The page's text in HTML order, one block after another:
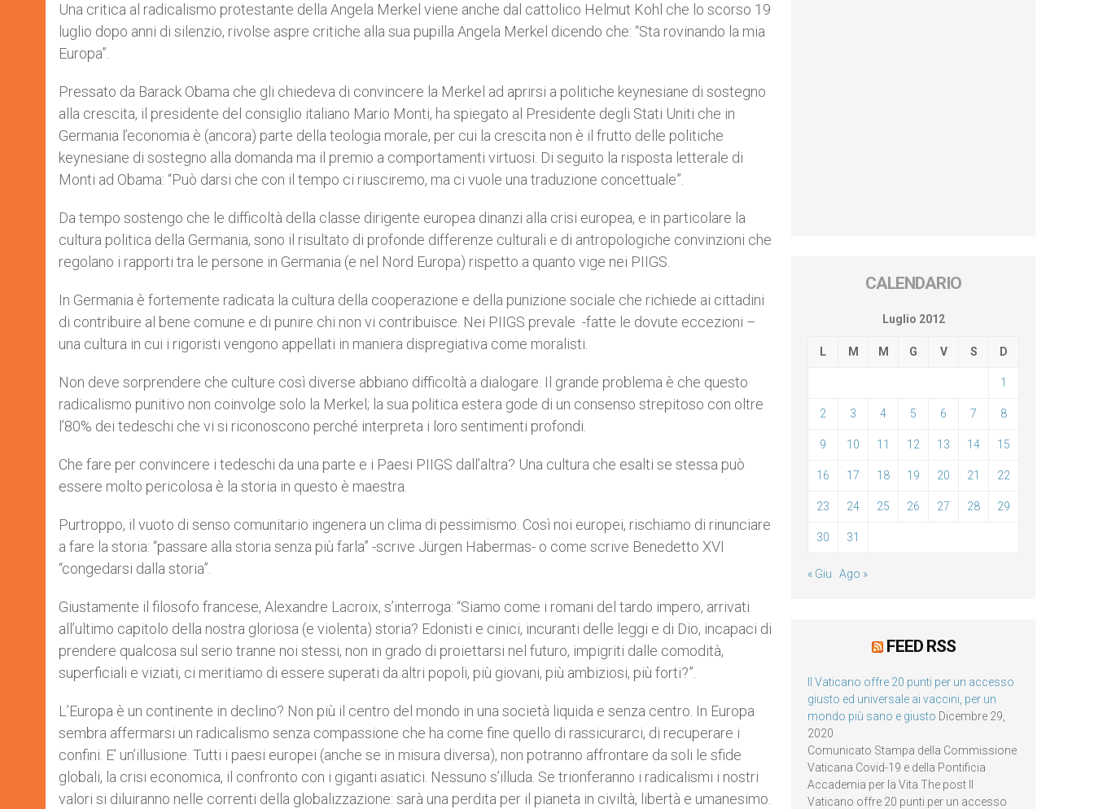
Una critica al radicalismo protestante della Angela Merkel viene anche dal cattolico Helmut Kohl che lo scorso 19
luglio dopo anni di silenzio, rivolse aspre critiche alla sua pupilla Angela Merkel dicendo che: “Sta rovinando la mia
Europa”.
Pressato da Barack Obama che gli chiedeva di convincere la Merkel ad aprirsi a politiche keynesiane di sostegno
alla crescita, il presidente del consiglio italiano Mario Monti, ha spiegato al Presidente degli Stati Uniti che in
Germania l’economia è (ancora) parte della teologia morale, per cui la crescita non è il frutto delle politiche
keynesiane di sostegno alla domanda ma il premio a comportamenti virtuosi. Di seguito la risposta letterale di
Monti ad Obama: “Può darsi che con il tempo ci riusciremo, ma ci vuole una traduzione concettuale”.
Da tempo sostengo che le difficoltà della classe dirigente europea dinanzi alla crisi europea, e in particolare la
cultura politica della Germania, sono il risultato di profonde differenze culturali e di antropologiche convinzioni che
regolano i rapporti tra le persone in Germania (e nel Nord Europa) rispetto a quanto vige nei PIIGS.
In Germania è fortemente radicata la cultura della cooperazione e della punizione sociale che richiede ai cittadini
di contribuire al bene comune e di punire chi non vi contribuisce. Nei PIIGS prevale -fatte le dovute eccezioni –
una cultura in cui i rigoristi vengono appellati in maniera dispregiativa come moralisti.
Non deve sorprendere che culture così diverse abbiano difficoltà a dialogare. Il grande problema è che questo
radicalismo punitivo non coinvolge solo la Merkel; la sua politica estera gode di un consenso strepitoso con oltre
l’80% dei tedeschi che vi si riconoscono perché interpreta i loro sentimenti profondi.
Che fare per convincere i tedeschi da una parte e i Paesi PIIGS dall’altra? Una cultura che esalti se stessa può
essere molto pericolosa è la storia in questo è maestra.
Purtroppo, il vuoto di senso comunitario ingenera un clima di pessimismo. Così noi europei, rischiamo di rinunciare
a fare la storia: “passare alla storia senza più farla” -scrive Jürgen Habermas- o come scrive Benedetto XVI
“congedarsi dalla storia”.
Giustamente il filosofo francese, Alexandre Lacroix, s’interroga: “Siamo come i romani del tardo impero, arrivati
all’ultimo capitolo della nostra gloriosa (e violenta) storia? Edonisti e cinici, incuranti delle leggi e di Dio, incapaci di
prendere qualcosa sul serio tranne noi stessi, non in grado di proiettarsi nel futuro, impigriti dalle comodità,
superficiali e viziati, ci meritiamo di essere superati da altri popoli, più giovani, più ambiziosi, più forti?”.
L’Europa è un continente in declino? Non più il centro del mondo in una società liquida e senza centro. In Europa
sembra affermarsi un radicalismo senza compassione che ha come fine quello di rassicurarci, di recuperare i
confini. E’ un’illusione. Tutti i paesi europei (anche se in misura diversa), non potranno affrontare da soli le sfide
globali, la crisi economica, il confronto con i giganti asiatici. Nessuno s’illuda. Se trionferanno i radicalismi i nostri
valori si diluiranno nelle correnti della globalizzazione: sarà una perdita per il pianeta in civiltà, libertà e umanesimo.
CALENDARIO
Luglio 2012
L M M G V S D
1
2 3 4 5 6 7 8
9 10 11 12 13 14 15
16 17 18 19 20 21 22
23 24 25 26 27 28 29
30 31
« Giu Ago »
FEED RSS
Il Vaticano offre 20 punti per un accesso
giusto ed universale ai vaccini, per un
mondo più sano e giusto Dicembre 29,
2020
Comunicato Stampa della Commissione
Vaticana Covid-19 e della Pontificia
Accademia per la Vita The post Il
Vaticano offre 20 punti per un accesso